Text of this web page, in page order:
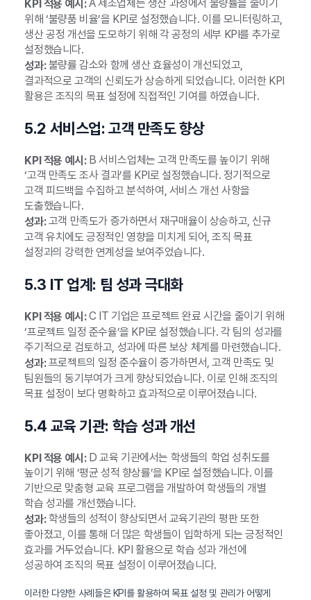
KPI 적용 예시:A 제조업체는 생산 과정에서 불량률을 줄이기
위해 ‘불량품 비율’을 KPI로 설정했습니다. 이를 모니터링하고,
생산 공정 개선을 도모하기 위해 각 공정의 세부 KPI를 추가로
설정했습니다.
성과:불량률 감소와 함께 생산 효율성이 개선되었고,
결과적으로 고객의 신뢰도가 상승하게 되었습니다. 이러한 KPI
활용은 조직의 목표 설정에 직접적인 기여를 하였습니다.
5.2 서비스업: 고객 만족도 향상
KPI 적용 예시:B 서비스업체는 고객 만족도를 높이기 위해
‘고객 만족도 조사 결과’를 KPI로 설정했습니다. 정기적으로
고객 피드백을 수집하고 분석하여, 서비스 개선 사항을
도출했습니다.
성과:고객 만족도가 증가하면서 재구매율이 상승하고, 신규
고객 유치에도 긍정적인 영향을 미치게 되어, 조직 목표
설정과의 강력한 연계성을 보여주었습니다.
5.3 IT 업계: 팀 성과 극대화
KPI 적용 예시:C IT 기업은 프로젝트 완료 시간을 줄이기 위해
‘프로젝트 일정 준수율’을 KPI로 설정했습니다. 각 팀의 성과를
주기적으로 검토하고, 성과에 따른 보상 체계를 마련했습니다.
성과:프로젝트의 일정 준수율이 증가하면서, 고객 만족도 및
팀원들의 동기부여가 크게 향상되었습니다. 이로 인해 조직의
목표 설정이 보다 명확하고 효과적으로 이루어졌습니다.
5.4 교육 기관: 학습 성과 개선
KPI 적용 예시:D 교육 기관에서는 학생들의 학업 성취도를
높이기 위해 ‘평균 성적 향상률’을 KPI로 설정했습니다. 이를
기반으로 맞춤형 교육 프로그램을 개발하여 학생들의 개별
학습 성과를 개선했습니다.
성과:학생들의 성적이 향상되면서 교육기관의 평판 또한
좋아졌고, 이를 통해 더 많은 학생들이 입학하게 되는 긍정적인
효과를 거두었습니다. KPI 활용으로 학습 성과 개선에
성공하여 조직의 목표 설정이 이루어졌습니다.
이러한 다양한 사례들은 KPI를 활용하여 목표 설정 및 관리가 어떻게